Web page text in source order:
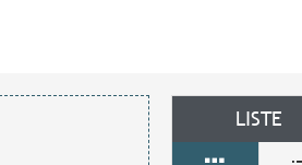
LISTE